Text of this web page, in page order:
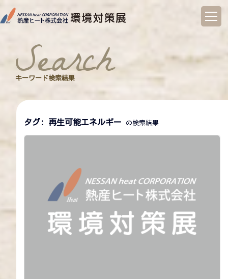
コ
ン
search
キーワード検索結果
タグ: 再生可能エネルギー の検索結果